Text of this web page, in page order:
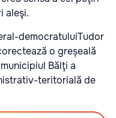
aleşi.
democratuluiTudor
o greșeală
Bălţi a
teritorială de